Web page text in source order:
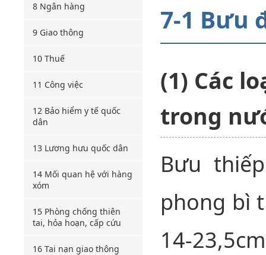
8 Ngân hàng
9 Giao thông
10 Thuế
11 Công việc
12 Bảo hiểm y tế quốc
dân
13 Lương hưu quốc dân
14 Mối quan hệ với hàng
xóm
15 Phòng chống thiên
tai, hỏa hoạn, cấp cứu
16 Tai nạn giao thông
7-1 Bưu
(1) Các
trong
Bưu
phong bì
14-